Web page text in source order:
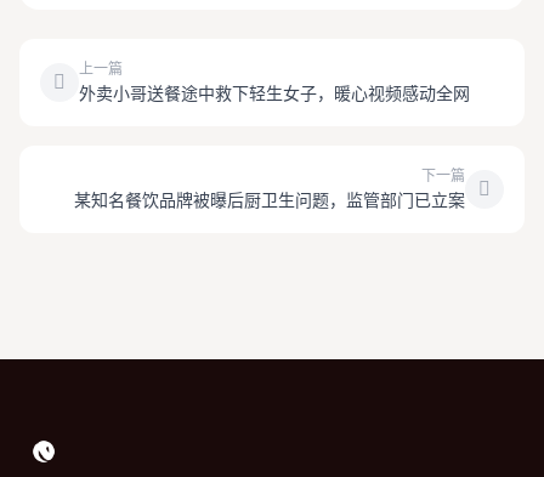
上一篇
外卖小哥送餐途中救下轻生女子，暖心视频感动全网
下一篇
某知名餐饮品牌被曝后厨卫生问题，监管部门已立案